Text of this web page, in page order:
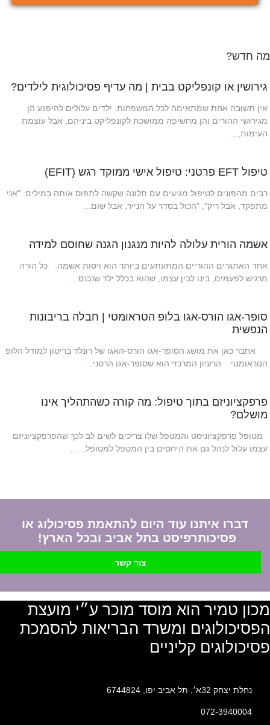
מה חדש?
גירושין או קונפליקט בבית | מה עדיף פסיכולוגית לילדים?
אין תשובה אחת שמתאימה לכל המשפחות. ילדים עלולים להיפגע הן
מגירושי ההורים והן מחשיפה ממושכת לקונפליקט ביניהם, אבל עוצמת
העימות,…
טיפול EFT פרטני: טיפול אישי ממוקד רגש (EFIT)
רבים מהפונים לטיפול מגיעים עם תלונה שקשה לתפוס אותה במילים: "אני
מתפקד, אבל ריק", "הכול בסדר על הנייר, אבל שום…
אשמה הורית עלולה להיות מנגנון הגנה שחוסם למידה
אחד האתגרים ההוריים המתעתעים ביותר הוא ויסות אשמה. כל הורה
מרגיש לפעמים, בינו לבין עצמו, שהוא בכלל ילד שנכנס…
סופר-אגו הורס-אגו בלופ הטראומטי | חבלה בריבונות
הנפשית
אחבר כאן את מושג הסופר-אגו הורס-האגו של רונלד בריטון למודל הלופ
הטראומטי. הרעיון המרכזי הוא שסופר-אגו הרסני…
פרפקציוניזם בתוך טיפול: מה קורה כשהתהליך אינו
מושלם?
מטופל פרפקציוניסט והמטפל שלו צריכים לשים לב לכך שהפרפקציוניזם
עצמו עלול לנהל גם את היחסים בין המטפל למטופל. …
דברו איתנו עוד היום להתאמת פסיכולוג או
פסיכותרפיסט בתל אביב ובכל הארץ!
צור קשר
מכון טמיר הוא מוסד מוכר ע״י מועצת
הפסיכולוגים ומשרד הבריאות להסמכת
פסיכולוגים קליניים
נחלת יצחק 32א׳, תל אביב יפו, 6744824
072-3940004